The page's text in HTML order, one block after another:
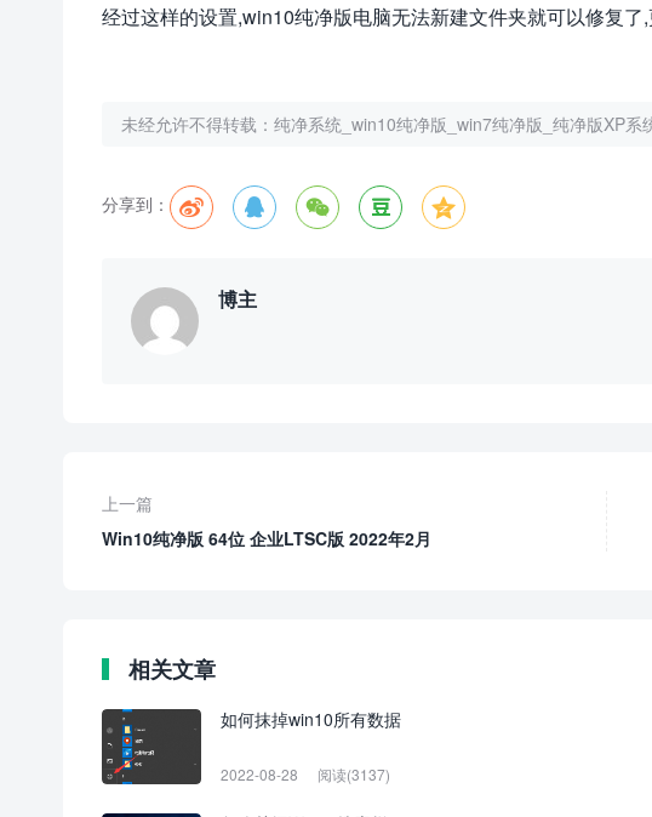
经过这样的设置,win10纯净版电脑无法新建文件夹就可以修复
未经允许不得转载： 纯净系统_win10纯净版_win7纯净版_纯净版XP系
分享到：     
博主
上一篇
Win10纯净版 64位 企业LTSC版 2022年2月
相关文章
如何抹掉win10所有数据
2022-08-28 阅读(3137)